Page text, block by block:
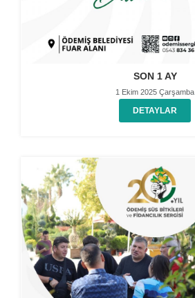
SON 1 AY
1 Ekim 2025 Çarşamba
DETAYLAR